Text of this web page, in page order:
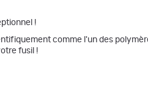
!
comme l'un des
fusil !